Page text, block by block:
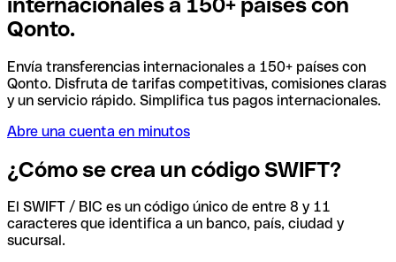
Qonto.
Envía transferencias internacionales a 150+ países con
Qonto. Disfruta de tarifas competitivas, comisiones claras
y un servicio rápido. Simplifica tus pagos internacionales.
Abre una cuenta en minutos
¿Cómo se crea un código SWIFT?
El SWIFT / BIC es un código único de entre 8 y 11
caracteres que identifica a un banco, país, ciudad y
sucursal.